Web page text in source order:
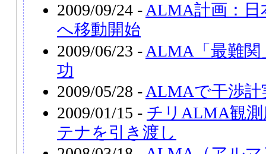
2009/09/24 -ALMA計画：
へ移動開始
2009/06/23 - ALMA「最難関
功
2009/05/28 - ALMAで干渉計
2009/01/15 - チリALMA観
テナを引き渡し